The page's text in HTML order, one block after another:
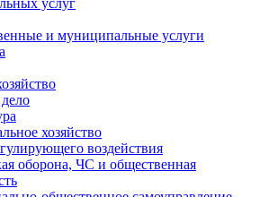
и муниципальные услуги
хозяйство
воздействия
оборона, ЧС и общественная